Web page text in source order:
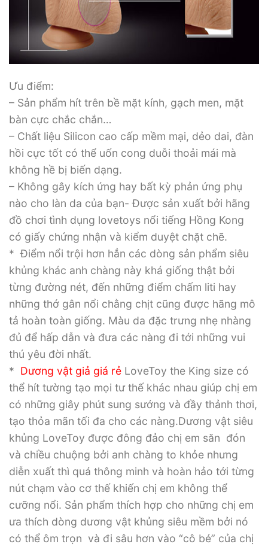
Ưu điểm:
– Sản phẩm hít trên bề mặt kính, gạch men, mặt
bàn cực chắc chắn…
– Chất liệu Silicon cao cấp mềm mại, dẻo dai, đàn
hồi cực tốt có thể uốn cong duỗi thoải mái mà
không hề bị biến dạng.
– Không gây kích ứng hay bất kỳ phản ứng phụ
nào cho làn da của bạn- Được sản xuất bởi hãng
đồ chơi tình dụng lovetoys nổi tiếng Hồng Kong
có giấy chứng nhận và kiểm duyệt chặt chẽ.
* Điểm nổi trội hơn hẳn các dòng sản phẩm siêu
khủng khác anh chàng này khá giống thật bởi
từng đường nét, đến những điểm chấm liti hay
những thớ gân nổi chằng chịt cũng được hãng mô
tả hoàn toàn giống. Màu da đặc trưng nhẹ nhàng
đủ để hấp dẫn và đưa các nàng đi tới những vui
thú yêu đời nhất.
* Dương vật giả giá rẻ LoveToy the King size có
thể hít tường tạo mọi tư thế khác nhau giúp chị em
có những giây phút sung sướng và đầy thảnh thơi,
tạo thỏa mãn tối đa cho các nàng.Dương vật siêu
khủng LoveToy được đông đảo chị em săn đón
và chiều chuộng bởi anh chàng to khỏe nhưng
diễn xuất thì quá thông minh và hoàn hảo tới từng
nút chạm vào cơ thế khiến chị em không thể
cưỡng nổi. Sản phẩm thích hợp cho những chị em
ưa thích dòng dương vật khủng siêu mềm bởi nó
có thể ôm trọn và đi sâu hơn vào “cô bé” của chị